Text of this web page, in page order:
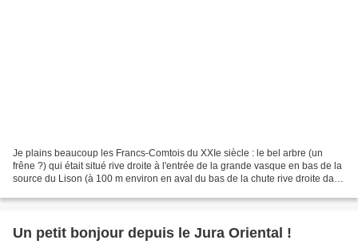
Je plains beaucoup les Francs-Comtois du XXIe siècle : le bel arbre (un
frêne ?) qui était situé rive droite à l'entrée de la grande vasque en bas de la
source du Lison (à 100 m environ en aval du bas de la chute rive droite dans
Un petit bonjour depuis le Jura Oriental !